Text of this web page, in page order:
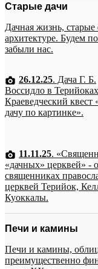
Старые дачи
Дачная жизнь,
архитектуре. Будем
забыли нас.
26.12.25. Дача Г. Б.
Воссидло в
Краеведческий квест
дачу по картинке».
11.11.25.
«дачных» церквей» - о
священниках
церквей Терийок,
Куоккалы.
Печи и камины
Печи и камины,
преимущественно